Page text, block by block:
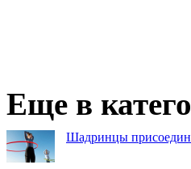
Еще в
Шадринцы